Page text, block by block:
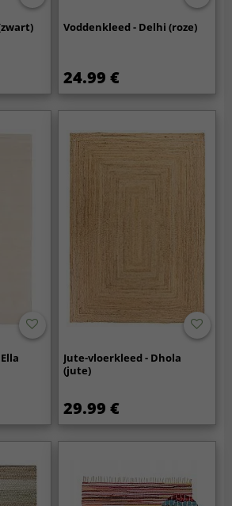
Voddenkleed - Delhi (roze)
24.99 €
Jute-vloerkleed - Dhola
(jute)
29.99 €